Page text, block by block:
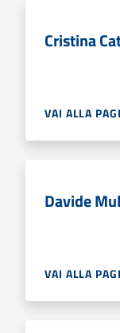
Cristina
VAI ALLA
Davide
VAI ALLA